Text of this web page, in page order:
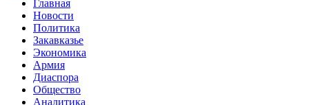
Главная
Новости
Политика
Закавказье
Экономика
Армия
Диаспора
Общество
Аналитика